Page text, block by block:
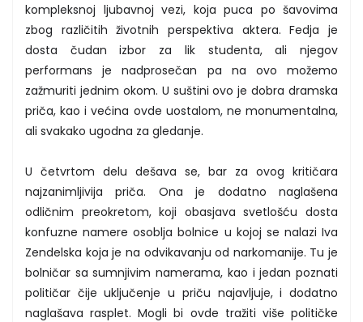
kompleksnoj ljubavnoj vezi, koja puca po šavovima
zbog različitih životnih perspektiva aktera. Fedja je
dosta čudan izbor za lik studenta, ali njegov
performans je nadprosečan pa na ovo možemo
zažmuriti jednim okom. U suštini ovo je dobra dramska
priča, kao i većina ovde uostalom, ne monumentalna,
ali svakako ugodna za gledanje.
U četvrtom delu dešava se, bar za ovog kritičara
najzanimljivija priča. Ona je dodatno naglašena
odličnim preokretom, koji obasjava svetlošću dosta
konfuzne namere osoblja bolnice u kojoj se nalazi Iva
Zendelska koja je na odvikavanju od narkomanije. Tu je
bolničar sa sumnjivim namerama, kao i jedan poznati
političar čije uključenje u priču najavljuje, i dodatno
naglašava rasplet. Mogli bi ovde tražiti više političke